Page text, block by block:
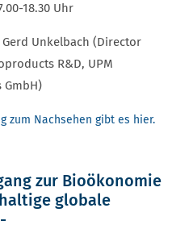
18.30 Uhr
Gerd Unkelbach (Director
R&D, UPM
GmbH)
zum Nachsehen gibt es hier.
zur Bioökonomie
globale